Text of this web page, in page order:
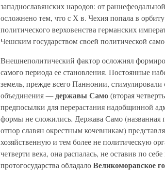
западнославянских народов: от
осложнено тем, что с Х в. Чехия попала в
политического верховенства германских
Чешским государством своей политической
Внешнеполитический фактор осложнял
самого периода ее становления. Постоянные
земель, прежде всего Паннонии, стимулировали
объединения —державы Само(вторая
предпосылки для перерастания надобщинной
формы не сложились. Держава Само (названная
отпор славян окрестным кочевникам)
хозяйственную и тем более не политическую
четверти века, она распалась, не оставив по
протогосударства обладалоВеликоморавское